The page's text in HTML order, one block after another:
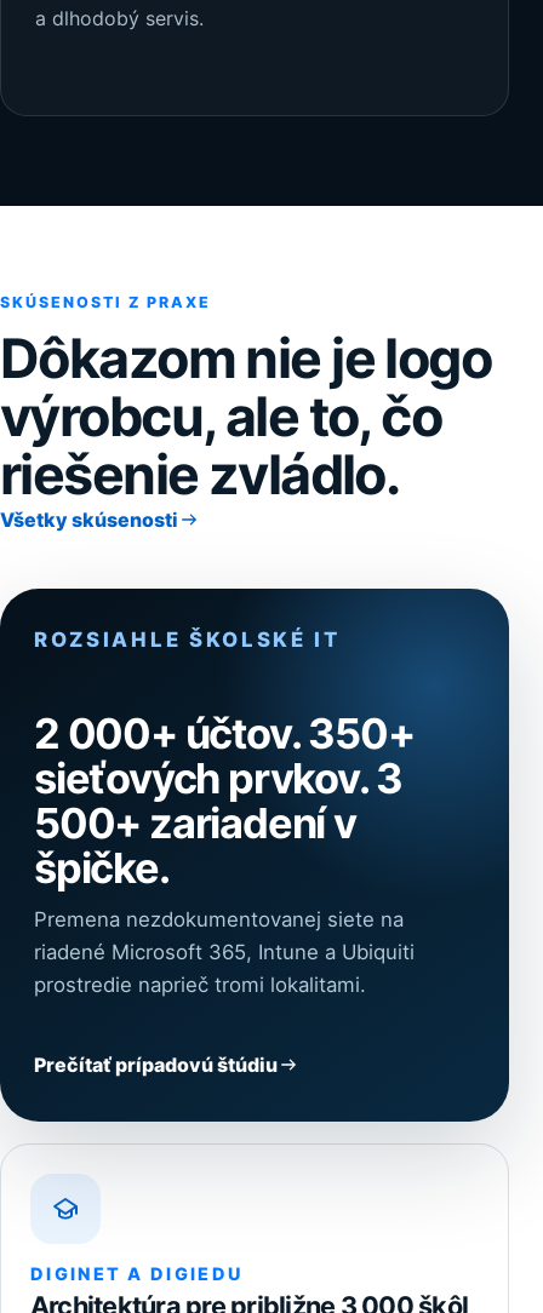
a dlhodobý servis.
SKÚSENOSTI Z PRAXE
Dôkazom nie je logo
výrobcu, ale to, čo
riešenie zvládlo.
Všetky skúsenosti
ROZSIAHLE ŠKOLSKÉ IT
2 000+ účtov. 350+
sieťových prvkov. 3
500+ zariadení v
špičke.
Premena nezdokumentovanej siete na
riadené Microsoft 365, Intune a Ubiquiti
prostredie naprieč tromi lokalitami.
Prečítať prípadovú štúdiu
DIGINET A DIGIEDU
Architektúra pre približne 3 000 škôl